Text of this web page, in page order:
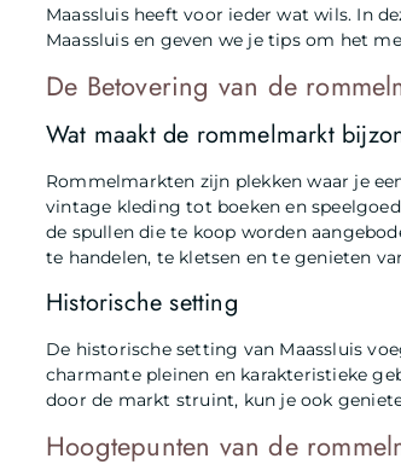
Maassluis heeft voor ieder wat wils. In
Maassluis en geven we je tips om het
De Betovering van de
Wat maakt de rommelmarkt
Rommelmarkten zijn plekken waar je
vintage kleding tot boeken en
de spullen die te koop worden
te handelen, te kletsen en te genieten
Historische setting
De historische setting van Maassluis
charmante pleinen en karakteristieke
door de markt struint, kun je ook
Hoogtepunten van de